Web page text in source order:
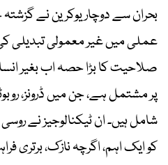
بحران سے دوچار یوکرین نے
عملی میں غیر معمولی
صلاحیت کا بڑا حصہ اب بغیر
پر مشتمل ہے، جن میں ڈرونز،
شامل ہیں۔ ان ٹیکنالوجیز نے
کو ایک اہم، اگرچہ نازک، برتری